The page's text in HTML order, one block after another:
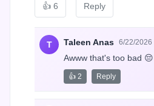
👍 6 Reply
T Taleen Anas 6/22/2026
Awww that's too bad 😔
👍 2 Reply